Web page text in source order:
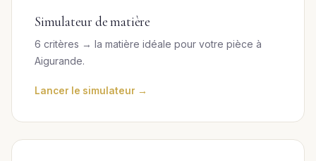
Simulateur de matière
6 critères → la matière idéale pour votre pièce à
Aigurande.
Lancer le simulateur →